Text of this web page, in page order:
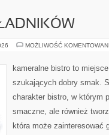
MOŻLIWOŚĆ
kameralne bistro to
szukających dobry smak.
charakter bistro, w którym
smaczne, ale również
która może zainteresować